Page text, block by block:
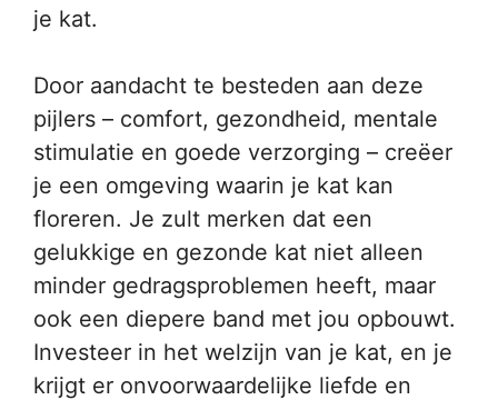
je kat.
Door aandacht te besteden aan deze
pijlers – comfort, gezondheid, mentale
stimulatie en goede verzorging – creëer
je een omgeving waarin je kat kan
floreren. Je zult merken dat een
gelukkige en gezonde kat niet alleen
minder gedragsproblemen heeft, maar
ook een diepere band met jou opbouwt.
Investeer in het welzijn van je kat, en je
krijgt er onvoorwaardelijke liefde en